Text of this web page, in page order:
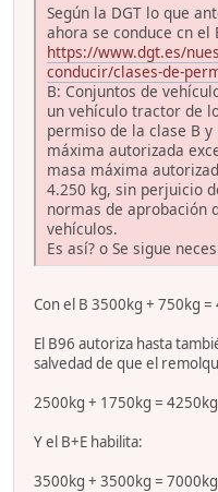
Según la DGT lo que
ahora se conduce cn el
https://www.dgt.es/
conducir/clases-de-
B: Conjuntos de
un vehículo tractor de
permiso de la clase B
máxima autorizada
masa máxima
4.250 kg, sin perjuicio
normas de aprobación
vehículos.
Es así? o Se sigue
Con el B 3500kg + 750kg =
El B96 autoriza hasta
salvedad de que el
2500kg + 1750kg = 4250kg
Y el B+E habilita:
3500kg + 3500kg = 7000kg